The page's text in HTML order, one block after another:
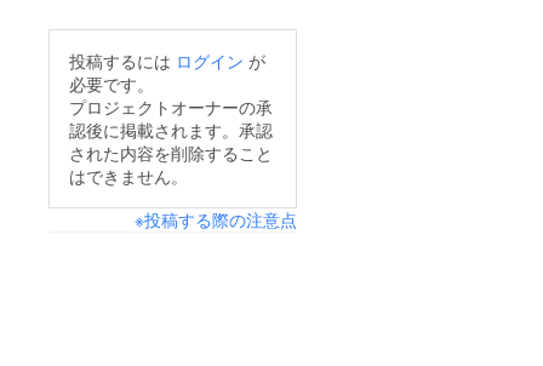
試作になります。ご支
援よろしくお願いいた
します。
投稿するには ログイン が
必要です。
プロジェクトオーナーの承
認後に掲載されます。承認
された内容を削除すること
はできません。
※投稿する際の注意点